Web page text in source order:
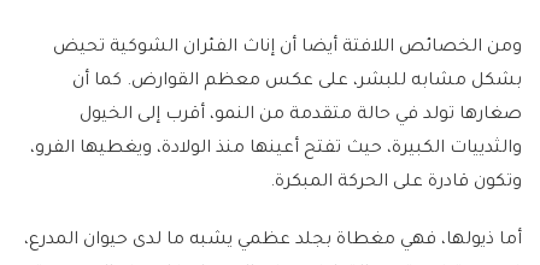
ومن الخصائص اللافتة أيضا أن إناث الفئران الشوكية تحيض
بشكل مشابه للبشر، على عكس معظم القوارض. كما أن
صغارها تولد في حالة متقدمة من النمو، أقرب إلى الخيول
والثدييات الكبيرة، حيث تفتح أعينها منذ الولادة، ويغطيها الفرو،
وتكون قادرة على الحركة المبكرة.
أما ذيولها، فهي مغطاة بجلد عظمي يشبه ما لدى حيوان المدرع،